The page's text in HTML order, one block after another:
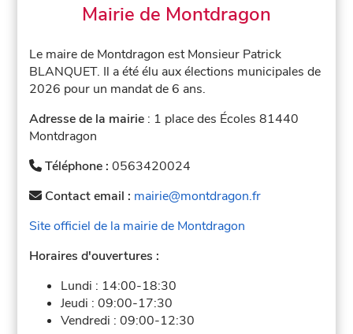
Mairie de Montdragon
Le maire de Montdragon est Monsieur Patrick
BLANQUET. Il a été élu aux élections municipales de
2026 pour un mandat de 6 ans.
Adresse de la mairie : 1 place des Écoles 81440
Montdragon
Téléphone :0563420024
Contact email : mairie@montdragon.fr
Site officiel de la mairie de Montdragon
Horaires d'ouvertures :
Lundi : 14:00-18:30
Jeudi :09:00-17:30
Vendredi :09:00-12:30